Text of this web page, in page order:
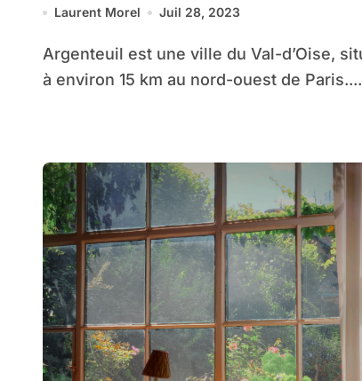
Laurent Morel Juil 28, 2023
Argenteuil est une ville du Val-d’Oise, située
à environ 15 km au nord-ouest de Paris....